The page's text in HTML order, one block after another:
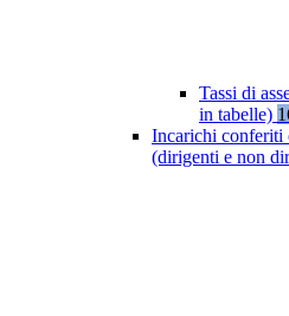
Tassi di
in tabelle)
Incarichi conferiti
(dirigenti e non